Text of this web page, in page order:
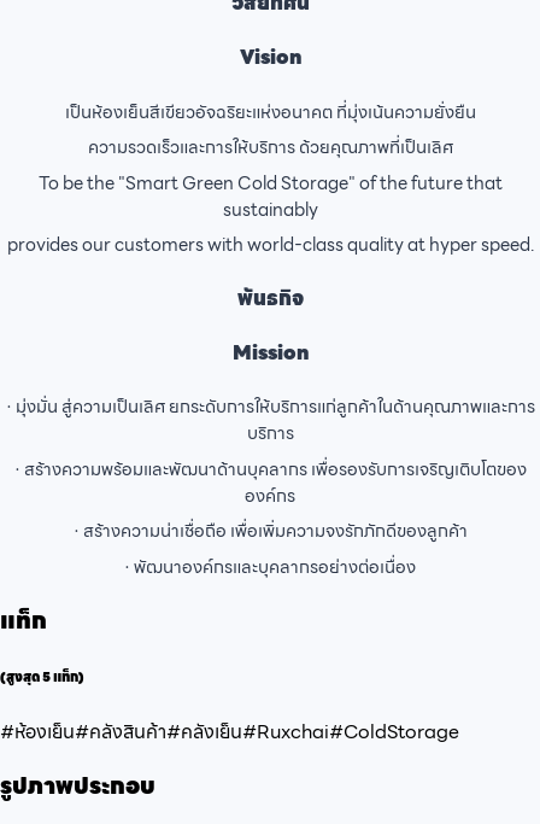
Vision
เป็นห้องเย็นสีเขียวอัจฉริยะแห่งอนาคต ที่มุ่งเน้นความยั่งยืน
ความรวดเร็วและการให้บริการ ด้วยคุณภาพที่เป็นเลิศ
To be the "Smart Green Cold Storage" of the future that
sustainably
provides our customers with world-class quality at hyper speed.
พันธกิจ
Mission
· มุ่งมั่น สู่ความเป็นเลิศ ยกระดับการให้บริการแก่ลูกค้าในด้านคุณภาพและการ
บริการ
· สร้างความพร้อมและพัฒนาด้านบุคลากร เพื่อรองรับการเจริญเติบโตของ
องค์กร
· สร้างความน่าเชื่อถือ เพื่อเพิ่มความจงรักภักดีของลูกค้า
· พัฒนาองค์กรและบุคลากรอย่างต่อเนื่อง
แท็ก
(สูงสุด 5 แท็ก)
#ห้องเย็น#คลังสินค้า#คลังเย็น#Ruxchai#ColdStorage
รูปภาพประกอบ